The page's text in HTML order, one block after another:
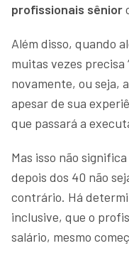
profissionais sênior
Além disso, quando
muitas vezes precisa
novamente, ou seja,
apesar de sua
que passará a
Mas isso não
depois dos 40 não
contrário. Há
inclusive, que o
salário, mesmo